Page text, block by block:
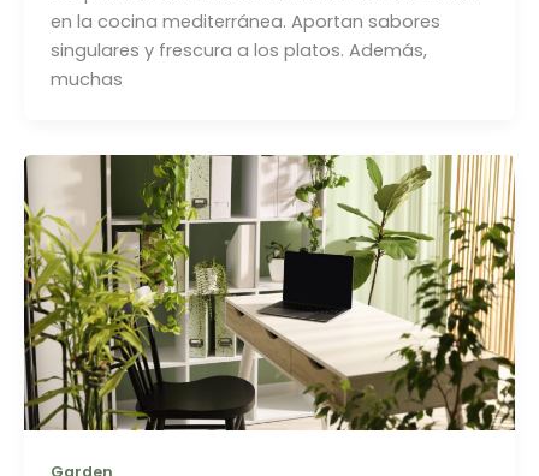
en la cocina mediterránea. Aportan sabores
singulares y frescura a los platos. Además,
muchas